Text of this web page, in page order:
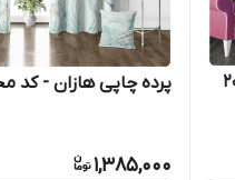
پرده چاپی هازان - کد
1,385,000